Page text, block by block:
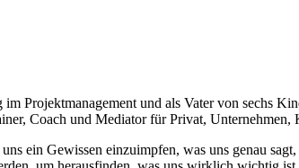
Projektmanagement und als Vater von sechs
Coach und Mediator für Privat,
ein Gewissen einzuimpfen, was uns genau